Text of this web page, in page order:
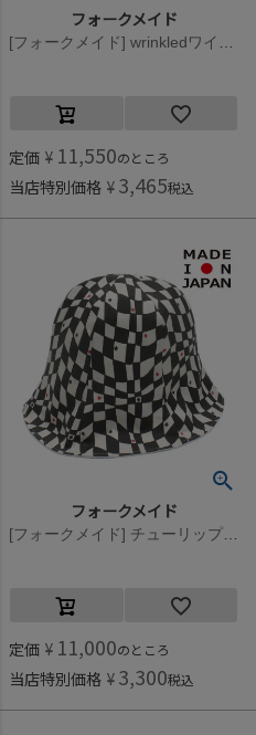
フォークメイド
[フォークメイド] wrinkledワイドパンツ グレー
定価 ¥ 11,550のところ
当店特別価格 ¥ 3,465税込
フォークメイド
[フォークメイド] チューリップハット アイボリー×ブラック
定価 ¥ 11,000のところ
当店特別価格 ¥ 3,300税込